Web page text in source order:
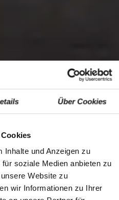
Über Cookies
Inhalte und Anzeigen zu
soziale Medien anbieten zu
Website zu
wir Informationen zu Ihrer